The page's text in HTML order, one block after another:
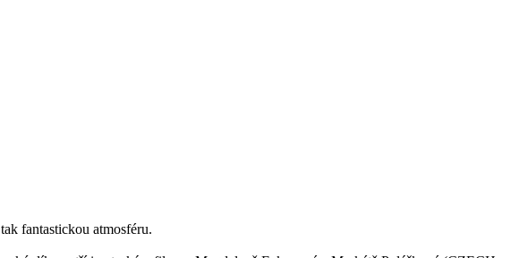
fantastickou atmosféru.